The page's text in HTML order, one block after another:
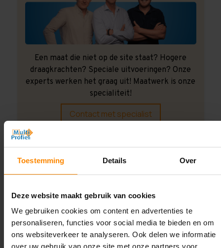
Toestemming Details Over
Deze website maakt gebruik van cookies
We gebruiken cookies om content en advertenties te
personaliseren, functies voor social media te bieden en om
ons websiteverkeer te analyseren. Ook delen we informatie
over uw gebruik van onze site met onze partners voor
Een maat die niet op de site staat? Hogere
draagkrachten? Speciale uitvoeringen? Onze
experts werken het graag uit! Maatwerk is onze
specialiteit!
Contact met specialist
Montage uitbesteden?
Laat ons het doen!